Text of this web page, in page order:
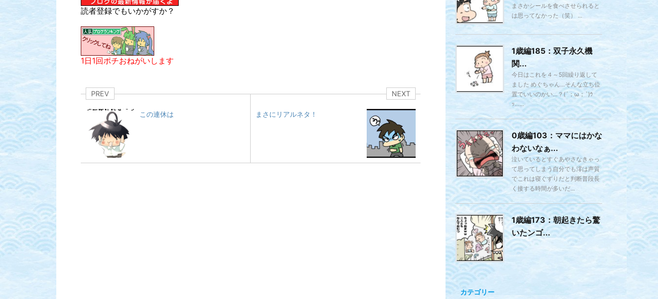
読者登録でもいかがすか？
1日1回ポチおねがいします
PREV
この連休は
NEXT
まさにリアルネタ！
まさかシールを食べさせられると
は思ってなかった（笑） ...
1歳編185：双子永久機
関...
今日はこれを４～5回繰り返して
ました めぐちゃん…そんな立ち位
置でいいのかい…？(´；ω；`)ｳ
ｯ…...
0歳編103：ママにはかな
わないなぁ...
泣いているとすぐあやさなきゃっ
て思ってしまう自分でも澪は声質
でこれは寝ぐずりだと判断普段長
く接する時間が多いだ...
1歳編173：朝起きたら驚
いたンゴ...
カテゴリー